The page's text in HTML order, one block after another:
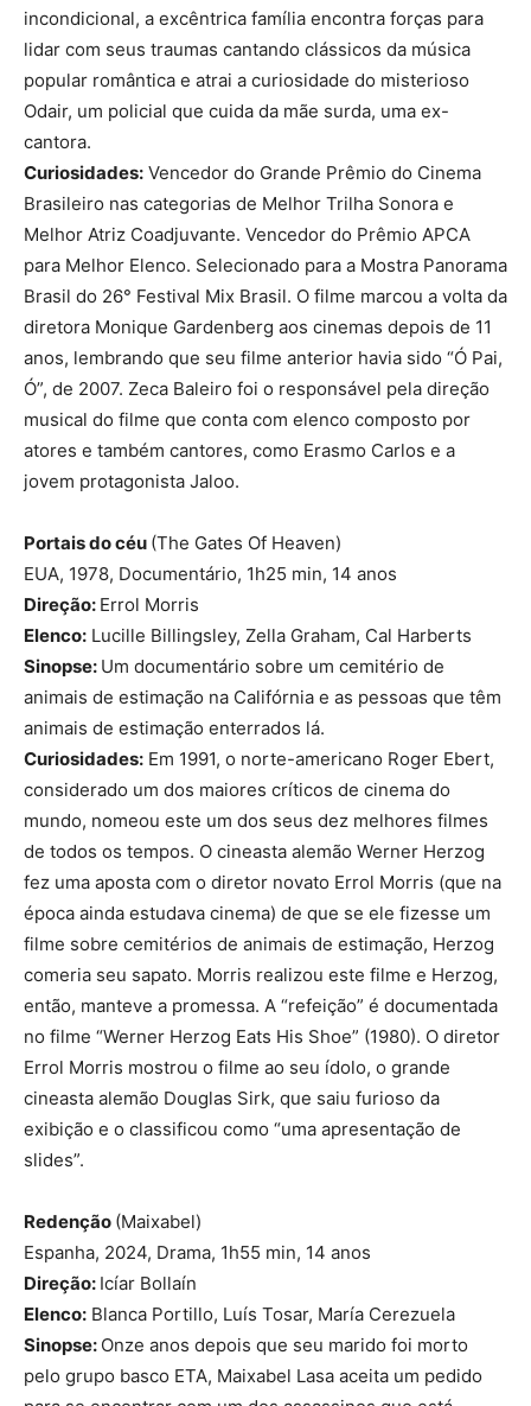
incondicional, a excêntrica família encontra forças para
lidar com seus traumas cantando clássicos da música
popular romântica e atrai a curiosidade do misterioso
Odair, um policial que cuida da mãe surda, uma ex-
cantora.
Curiosidades: Vencedor do Grande Prêmio do Cinema
Brasileiro nas categorias de Melhor Trilha Sonora e
Melhor Atriz Coadjuvante. Vencedor do Prêmio APCA
para Melhor Elenco. Selecionado para a Mostra Panorama
Brasil do 26° Festival Mix Brasil. O filme marcou a volta da
diretora Monique Gardenberg aos cinemas depois de 11
anos, lembrando que seu filme anterior havia sido “Ó Pai,
Ó”, de 2007. Zeca Baleiro foi o responsável pela direção
musical do filme que conta com elenco composto por
atores e também cantores, como Erasmo Carlos e a
jovem protagonista Jaloo.
Portais do céu (The Gates Of Heaven)
EUA, 1978, Documentário, 1h25 min, 14 anos
Direção: Errol Morris
Elenco: Lucille Billingsley, Zella Graham, Cal Harberts
Sinopse: Um documentário sobre um cemitério de
animais de estimação na Califórnia e as pessoas que têm
animais de estimação enterrados lá.
Curiosidades: Em 1991, o norte-americano Roger Ebert,
considerado um dos maiores críticos de cinema do
mundo, nomeou este um dos seus dez melhores filmes
de todos os tempos. O cineasta alemão Werner Herzog
fez uma aposta com o diretor novato Errol Morris (que na
época ainda estudava cinema) de que se ele fizesse um
filme sobre cemitérios de animais de estimação, Herzog
comeria seu sapato. Morris realizou este filme e Herzog,
então, manteve a promessa. A “refeição” é documentada
no filme “Werner Herzog Eats His Shoe” (1980). O diretor
Errol Morris mostrou o filme ao seu ídolo, o grande
cineasta alemão Douglas Sirk, que saiu furioso da
exibição e o classificou como “uma apresentação de
slides”.
Redenção (Maixabel)
Espanha, 2024, Drama, 1h55 min, 14 anos
Direção: Icíar Bollaín
Elenco: Blanca Portillo, Luís Tosar, María Cerezuela
Sinopse: Onze anos depois que seu marido foi morto
pelo grupo basco ETA, Maixabel Lasa aceita um pedido